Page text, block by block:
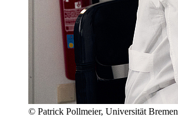
© Patrick Pollmeier, Universität Bremen